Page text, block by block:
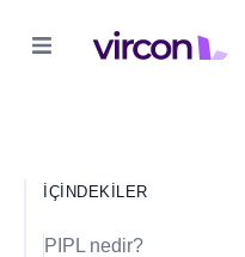
İÇINDEKILER
PIPL nedir?